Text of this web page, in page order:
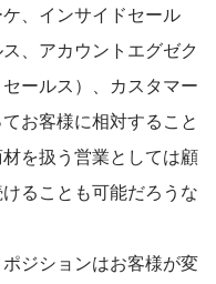
、インサイドセール
、アカウントエグゼク
ールス）、カスタマー
お客様に相対すること
を扱う営業としては顧
ることも可能だろうな
ジションはお客様が変